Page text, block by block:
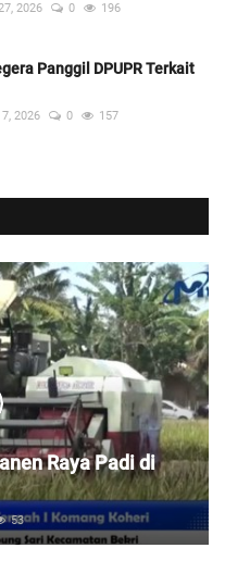
2026 0 196
Panggil DPUPR Terkait
2026 0 157
Raya Padi di
53